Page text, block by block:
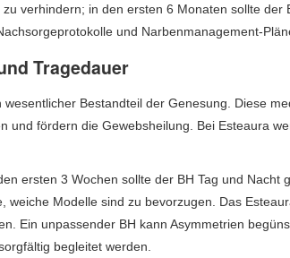
verhindern; in den ersten 6 Monaten sollte der
und Narbenmanagement-
Tragedauer
Bestandteil der Genesung. Diese
und fördern die Gewebsheilung. Bei Esteaura
ersten 3 Wochen sollte der BH Tag und Nacht
Modelle sind zu bevorzugen. Das
Ein unpassender BH kann Asymmetrien
begleitet werden.